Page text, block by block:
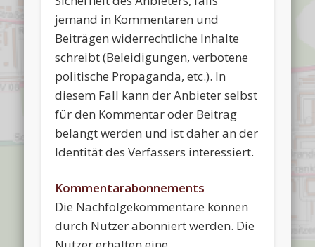
jemand in Kommentaren und
Beiträgen widerrechtliche Inhalte
schreibt (Beleidigungen, verbotene
politische Propaganda, etc.). In
diesem Fall kann der Anbieter selbst
für den Kommentar oder Beitrag
belangt werden und ist daher an der
Identität des Verfassers interessiert.
Kommentarabonnements
Die Nachfolgekommentare können
durch Nutzer abonniert werden. Die